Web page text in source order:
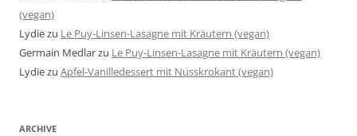
(vegan)
Lydiezu Le Puy-Linsen-Lasagne mit Kräutern (vegan)
Germain Medlarzu Le Puy-Linsen-Lasagne mit Kräutern (vegan)
Lydiezu Apfel-Vanilledessert mit Nusskrokant (vegan)
ARCHIVE